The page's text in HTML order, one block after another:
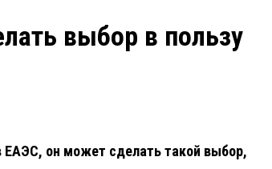
выбор в пользу
ЕАЭС, он может сделать такой выбор,